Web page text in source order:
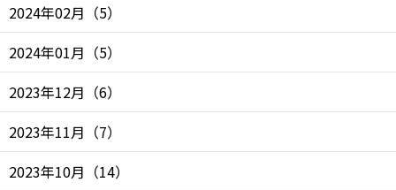
2024年02月 （5）
2024年01月 （5）
2023年12月 （6）
2023年11月 （7）
2023年10月 （14）